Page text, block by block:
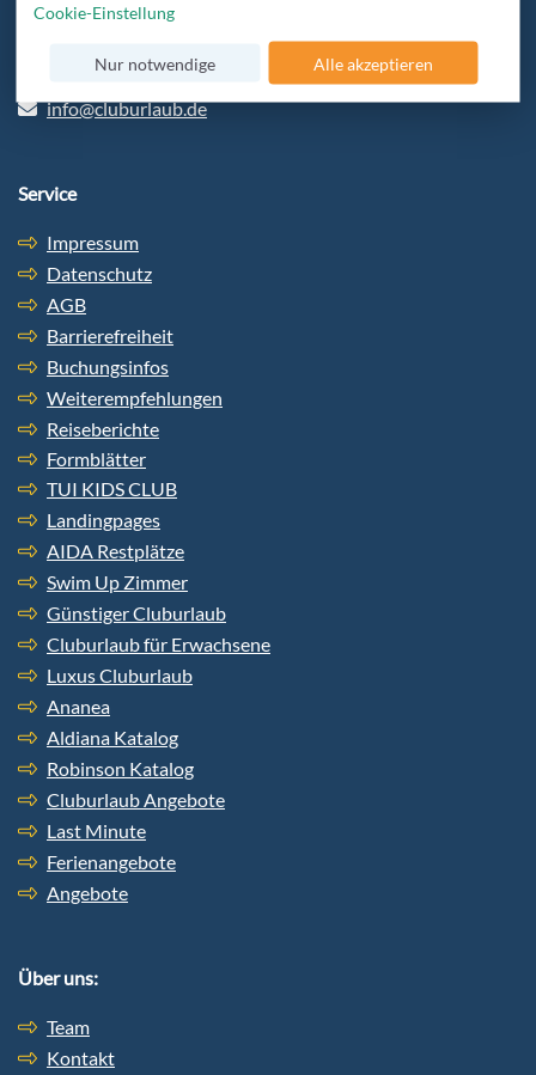
beraten und bekommt den besten Service.
+49 6103-5969-32
info@cluburlaub.de
Service
Impressum
Datenschutz
AGB
Barrierefreiheit
Buchungsinfos
Weiterempfehlungen
Reiseberichte
Formblätter
TUI KIDS CLUB
Landingpages
AIDA Restplätze
Swim Up Zimmer
Günstiger Cluburlaub
Cluburlaub für Erwachsene
Luxus Cluburlaub
Ananea
Aldiana Katalog
Robinson Katalog
Cluburlaub Angebote
Last Minute
Ferienangebote
Angebote
Über uns:
Team
Kontakt
Cookie-Einstellung
Nur notwendige Alle akzeptieren